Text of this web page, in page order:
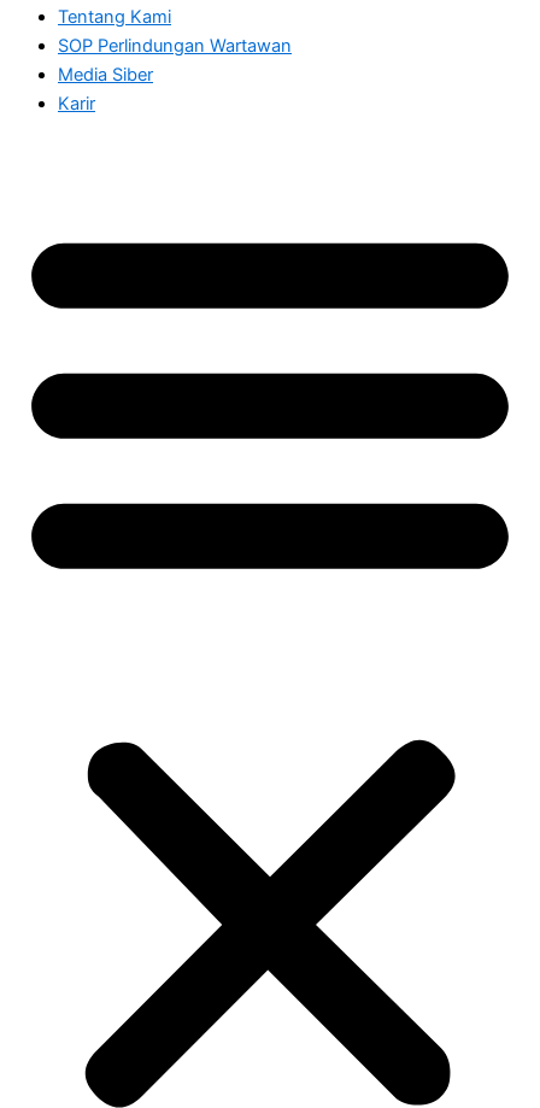
Tentang Kami
SOP Perlindungan Wartawan
Media Siber
Karir